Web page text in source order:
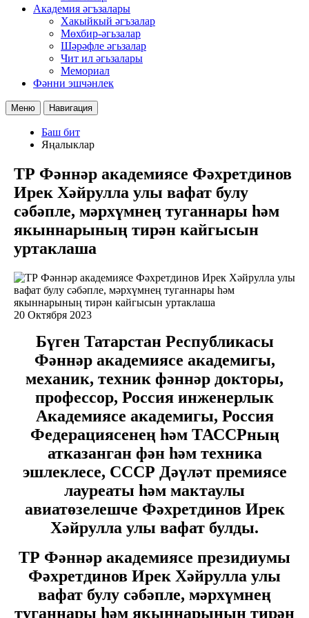
Академия әгъзалары
Хакыйкый әгъзалар
Мөхбир-әгьзалар
Шәрәфле әгьзалар
Чит ил әгьзалары
Мемориал
Фәнни эшчәнлек
Меню Навигация
Баш бит
Яңалыклар
ТР Фәннәр академиясе Фәхретдинов
Ирек Хәйрулла улы вафат булу
сәбәпле, мәрхүмнең туганнары һәм
якыннарының тирән кайгысын
уртаклаша
20 Октября 2023
Бүген Татарстан Республикасы
Фәннәр академиясе академигы,
механик, техник фәннәр докторы,
профессор, Россия инженерлык
Академиясе академигы, Россия
Федерациясенең һәм ТАССРның
атказанган фән һәм техника
эшлеклесе, СССР Дәүләт премиясе
лауреаты һәм мактаулы
авиатөзелешче Фәхретдинов Ирек
Хәйрулла улы вафат булды.
ТР Фәннәр академиясе президиумы
Фәхретдинов Ирек Хәйрулла улы
вафат булу сәбәпле, мәрхүмнең
туганнары һәм якыннарының тирән